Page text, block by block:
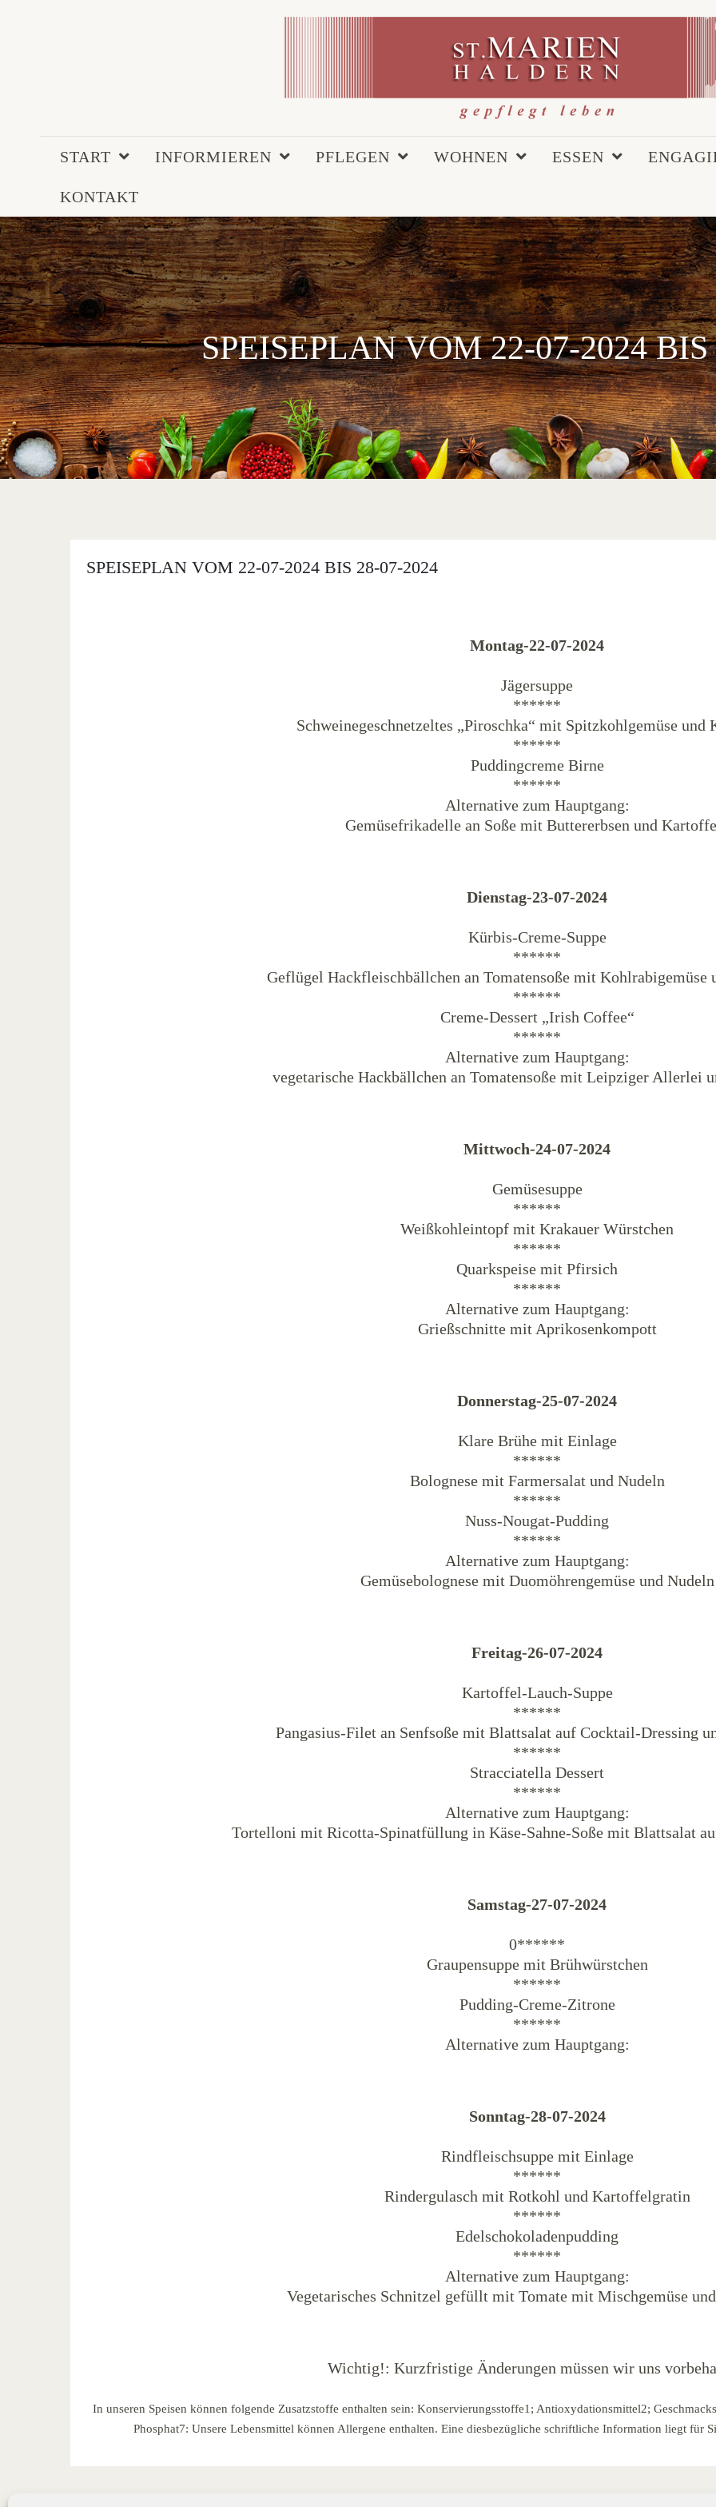
START INFORMIEREN PFLEGEN WOHNEN ESSEN
KONTAKT
SPEISEPLAN VOM 22-07-2024 BIS
SPEISEPLAN VOM 22-07-2024 BIS 28-07-2024
Montag-22-07-2024
Jägersuppe
******
Schweinegeschnetzeltes „Piroschka“ mit Spitzkohlgemüse und
******
Puddingcreme Birne
******
Alternative zum Hauptgang:
Gemüsefrikadelle an Soße mit Buttererbsen und
Dienstag-23-07-2024
Kürbis-Creme-Suppe
******
Geflügel Hackfleischbällchen an Tomatensoße mit Kohlrabigemüse
******
Creme-Dessert „Irish Coffee“
******
Alternative zum Hauptgang:
vegetarische Hackbällchen an Tomatensoße mit Leipziger Allerlei
Mittwoch-24-07-2024
Gemüsesuppe
******
Weißkohleintopf mit Krakauer Würstchen
******
Quarkspeise mit Pfirsich
******
Alternative zum Hauptgang:
Grießschnitte mit Aprikosenkompott
Donnerstag-25-07-2024
Klare Brühe mit Einlage
******
Bolognese mit Farmersalat und Nudeln
******
Nuss-Nougat-Pudding
******
Alternative zum Hauptgang:
Gemüsebolognese mit Duomöhrengemüse und Nudeln
Freitag-26-07-2024
Kartoffel-Lauch-Suppe
******
Pangasius-Filet an Senfsoße mit Blattsalat auf Cocktail-Dressing
******
Stracciatella Dessert
******
Alternative zum Hauptgang:
Tortelloni mit Ricotta-Spinatfüllung in Käse-Sahne-Soße mit Blattsalat
Samstag-27-07-2024
0******
Graupensuppe mit Brühwürstchen
******
Pudding-Creme-Zitrone
******
Alternative zum Hauptgang:
Sonntag-28-07-2024
Rindfleischsuppe mit Einlage
******
Rindergulasch mit Rotkohl und Kartoffelgratin
******
Edelschokoladenpudding
******
Alternative zum Hauptgang:
Vegetarisches Schnitzel gefüllt mit Tomate mit Mischgemüse
Wichtig!: Kurzfristige Änderungen müssen wir uns
In unseren Speisen können folgende Zusatzstoffe enthalten sein: Konservierungsstoffe1; Antioxydationsmittel2;
Phosphat7: Unsere Lebensmittel können Allergene enthalten. Eine diesbezügliche schriftliche Information liegt für